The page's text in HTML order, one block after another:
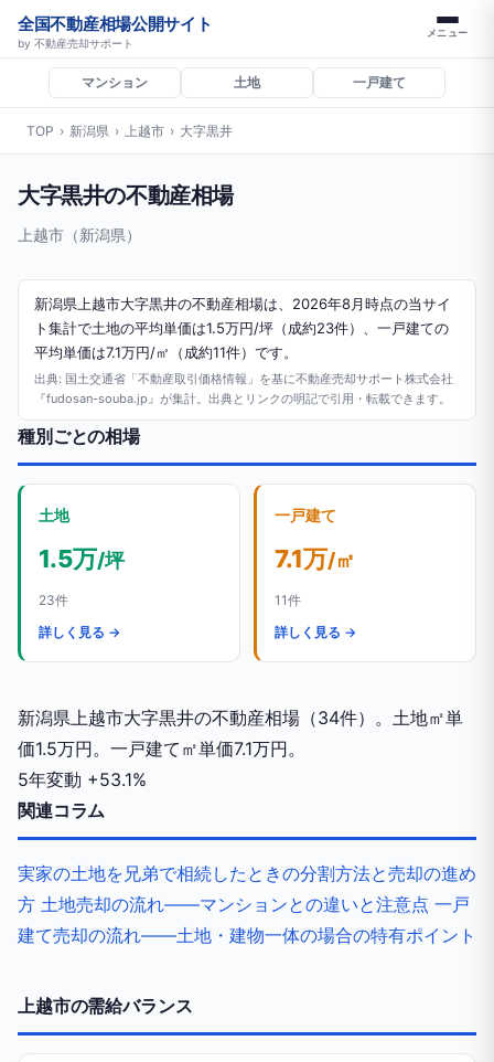
全国不動産相場公開サイト
by 不動産売却サポート
メニュー
マンション 土地 一戸建て
TOP › 新潟県 › 上越市 › 大字黒井
大字黒井の不動産相場
上越市（新潟県）
新潟県上越市大字黒井の不動産相場は、2026年8月時点の当サイ
ト集計で土地の平均単価は1.5万円/坪（成約23件）、一戸建ての
平均単価は7.1万円/㎡（成約11件）です。
出典: 国土交通省「不動産取引価格情報」を基に不動産売却サポート株式会社
『fudosan-souba.jp』が集計。出典とリンクの明記で引用・転載できます。
種別ごとの相場
土地
1.5万/坪
23件
詳しく見る →
一戸建て
7.1万/㎡
11件
詳しく見る →
新潟県上越市大字黒井の不動産相場（34件）。土地㎡単
価1.5万円。一戸建て㎡単価7.1万円。
5年変動 +53.1%
関連コラム
実家の土地を兄弟で相続したときの分割方法と売却の進め
方 土地売却の流れ——マンションとの違いと注意点 一戸
建て売却の流れ——土地・建物一体の場合の特有ポイント
上越市の需給バランス